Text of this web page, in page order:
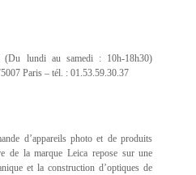
lundi au samedi : 10h-18h30)
Paris – tél. : 01.53.59.30.37
d’appareils photo et de produits
de la marque Leica repose sur une
et la construction d’optiques de